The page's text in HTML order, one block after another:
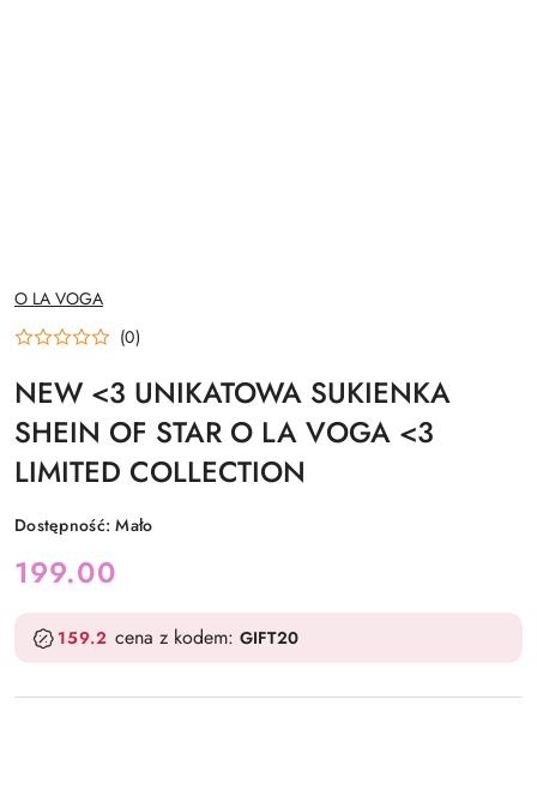
NAZWA
PRODUCENTA:
O LA VOGA
(0)
NEW <3 UNIKATOWA SUKIENKA
SHEIN OF STAR O LA VOGA <3
LIMITED COLLECTION
Dostępność:Mało
cena:
199.00
159.2 cena z kodem: GIFT20